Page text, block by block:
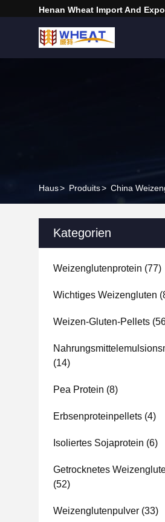
Henan Wheat Import And
Haus> Produits> China
Kategorien
Weizenglutenprotein (77)
Wichtiges Weizengluten
Weizen-Gluten-Pellets
(14)
Pea Protein (8)
Erbsenproteinpellets (4)
Isoliertes Sojaprotein (6)
Getrocknetes
(52)
Weizenglutenpulver (33)